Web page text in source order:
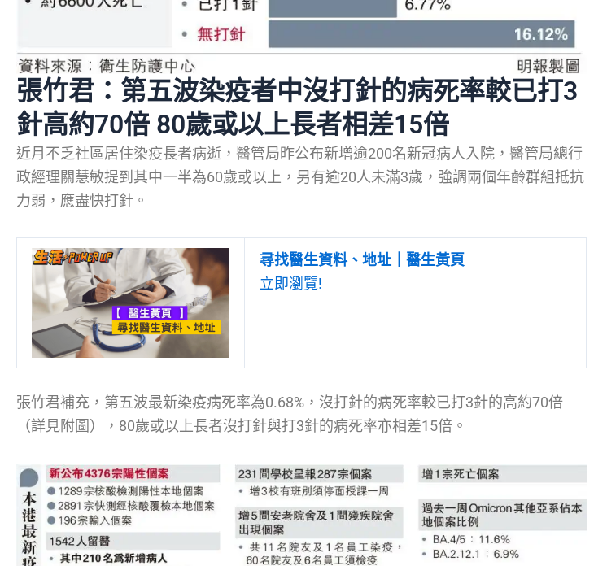
張竹君：第五波染疫者中沒打針的病死率較已打3
針高約70倍 80歲或以上長者相差15倍
近月不乏社區居住染疫長者病逝，醫管局昨公布新增逾200名新冠病人入院，醫管局總行
政經理關慧敏提到其中一半為60歲或以上，另有逾20人未滿3歲，強調兩個年齡群組抵抗
力弱，應盡快打針。
尋找醫生資料、地址｜醫生黃頁
立即瀏覽!
張竹君補充，第五波最新染疫病死率為0.68%，沒打針的病死率較已打3針的高約70倍
（詳見附圖），80歲或以上長者沒打針與打3針的病死率亦相差15倍。